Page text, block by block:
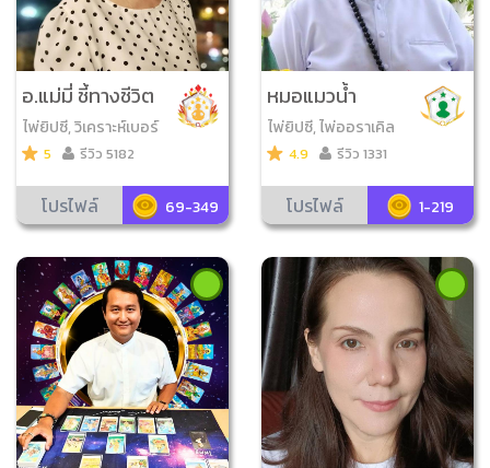
อ.แม่มี่ ชี้ทางชีวิต
ไพ่ยิปซี, วิเคราะห์เบอร์
มือถือ, ไพ่ออราเคิล, ไพ่
5 รีวิว 5182
โปรไฟล์ 69-349
หมอแมวน้ำ
ไพ่ยิปซี, ไพ่ออราเคิล
4.9 รีวิว 1331
โปรไฟล์ 1-219